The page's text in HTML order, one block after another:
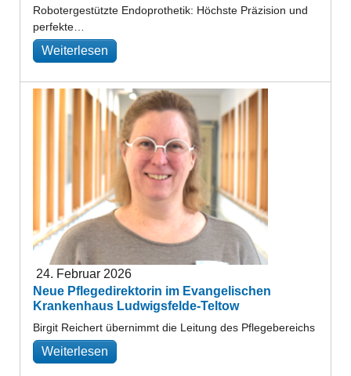
Robotergestützte Endoprothetik: Höchste Präzision und
perfekte…
Weiterlesen
24. Februar 2026
Neue Pflegedirektorin im Evangelischen
Krankenhaus Ludwigsfelde-Teltow
Birgit Reichert übernimmt die Leitung des Pflegebereichs
Weiterlesen